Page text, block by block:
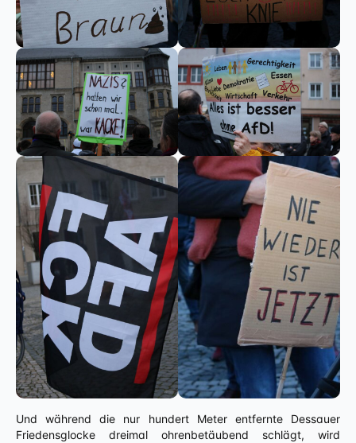
Und während die nur hundert Meter entfernte Dessauer
Friedensglocke dreimal ohrenbetäubend schlägt, wird